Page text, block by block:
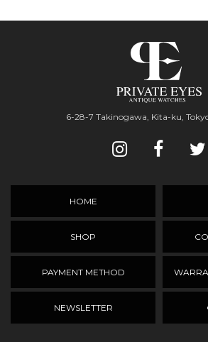
6-28-7 Takinogawa, Kita-ku,
HOME
SHOP
PAYMENT METHOD
NEWSLETTER